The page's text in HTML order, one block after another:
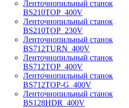
Ленточнопильный станок
BS210TOP_400V
Ленточнопильный станок
BS210TOP_230V
Ленточнопильный станок
BS712TURN_400V
Ленточнопильный станок
BS712TOP_400V
Ленточнопильный станок
BS712TOP-G_400V
Ленточнопильный станок
BS128HDR_400V